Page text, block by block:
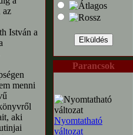
az
István a
menni
aki
Parancsok
Nyomtatható
változat